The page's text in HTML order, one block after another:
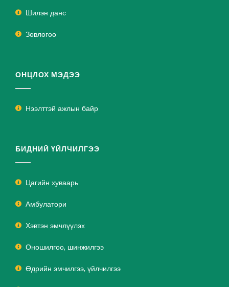
Шилэн данс
Зөвлөгөө
ОНЦЛОХ МЭДЭЭ
Нээлттэй ажлын байр
БИДНИЙ ҮЙЛЧИЛГЭЭ
Цагийн хуваарь
Амбулатори
Хэвтэн эмчлүүлэх
Оношилгоо, шинжилгээ
Өдрийн эмчилгээ, үйлчилгээ